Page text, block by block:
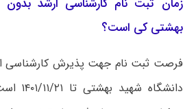
بهشتی کی است؟
فرصت ثبت نام جهت پذیرش کارشناسی